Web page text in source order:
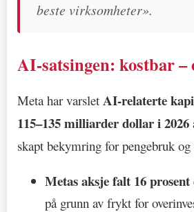
beste virksomheter».
AI-satsingen: kostbar –
Meta har varslet AI-relaterte
115–135 milliarder dollar i 2026
skapt bekymring for pengebruk og
Metas aksje falt 16 prosent
på grunn av frykt for